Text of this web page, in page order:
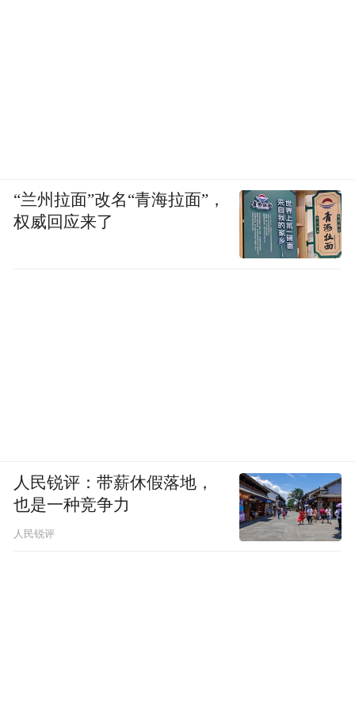
“兰州拉面”改名“青海拉面”，
权威回应来了
人民锐评：带薪休假落地，
也是一种竞争力
人民锐评